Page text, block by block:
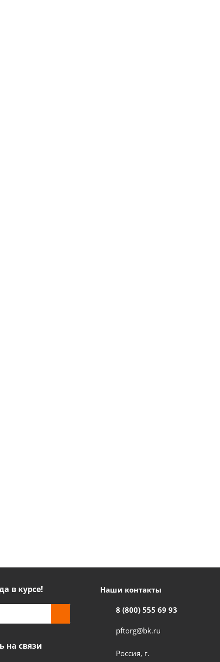
в курсе!
на связи
Наши контакты
8 (800) 555 69 93
pftorg@bk.ru
Россия, г.